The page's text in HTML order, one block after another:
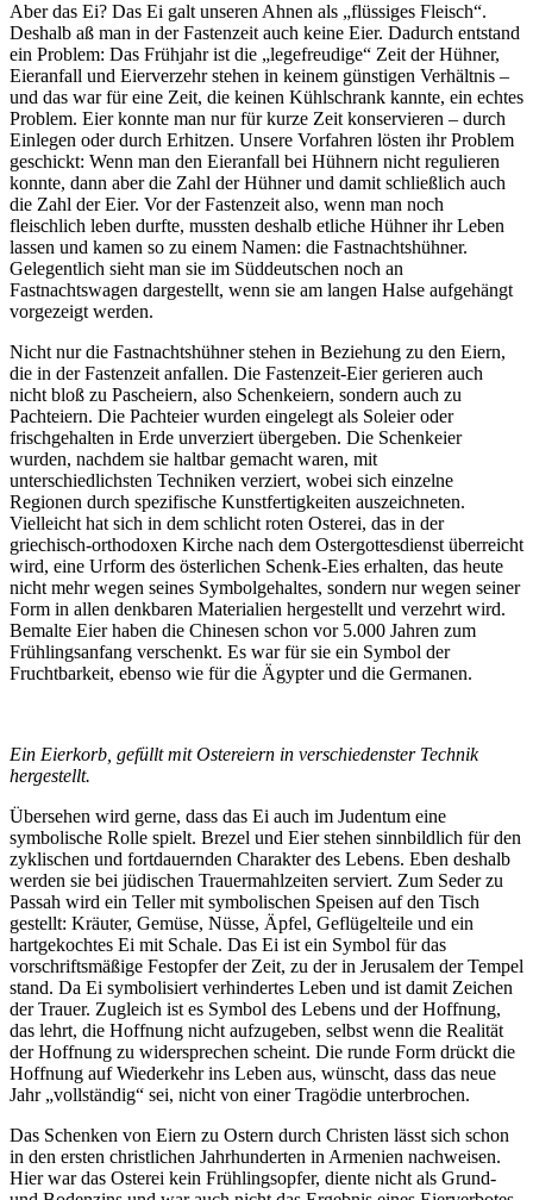
Aber das Ei? Das Ei galt unseren Ahnen als „flüssiges Fleisch“.
Deshalb aß man in der Fastenzeit auch keine Eier. Dadurch entstand
ein Problem: Das Frühjahr ist die „legefreudige“ Zeit der Hühner,
Eieranfall und Eierverzehr stehen in keinem günstigen Verhältnis –
und das war für eine Zeit, die keinen Kühlschrank kannte, ein echtes
Problem. Eier konnte man nur für kurze Zeit konservieren – durch
Einlegen oder durch Erhitzen. Unsere Vorfahren lösten ihr Problem
geschickt: Wenn man den Eieranfall bei Hühnern nicht regulieren
konnte, dann aber die Zahl der Hühner und damit schließlich auch
die Zahl der Eier. Vor der Fastenzeit also, wenn man noch
fleischlich leben durfte, mussten deshalb etliche Hühner ihr Leben
lassen und kamen so zu einem Namen: die Fastnachtshühner.
Gelegentlich sieht man sie im Süddeutschen noch an
Fastnachtswagen dargestellt, wenn sie am langen Halse aufgehängt
vorgezeigt werden.
Nicht nur die Fastnachtshühner stehen in Beziehung zu den Eiern,
die in der Fastenzeit anfallen. Die Fastenzeit-Eier gerieren auch
nicht bloß zu Pascheiern, also Schenkeiern, sondern auch zu
Pachteiern. Die Pachteier wurden eingelegt als Soleier oder
frischgehalten in Erde unverziert übergeben. Die Schenkeier
wurden, nachdem sie haltbar gemacht waren, mit
unterschiedlichsten Techniken verziert, wobei sich einzelne
Regionen durch spezifische Kunstfertigkeiten auszeichneten.
Vielleicht hat sich in dem schlicht roten Osterei, das in der
griechisch-orthodoxen Kirche nach dem Ostergottesdienst überreicht
wird, eine Urform des österlichen Schenk-Eies erhalten, das heute
nicht mehr wegen seines Symbolgehaltes, sondern nur wegen seiner
Form in allen denkbaren Materialien hergestellt und verzehrt wird.
Bemalte Eier haben die Chinesen schon vor 5.000 Jahren zum
Frühlingsanfang verschenkt. Es war für sie ein Symbol der
Fruchtbarkeit, ebenso wie für die Ägypter und die Germanen.
Ein Eierkorb, gefüllt mit Ostereiern in verschiedenster Technik
hergestellt.
Übersehen wird gerne, dass das Ei auch im Judentum eine
symbolische Rolle spielt. Brezel und Eier stehen sinnbildlich für den
zyklischen und fortdauernden Charakter des Lebens. Eben deshalb
werden sie bei jüdischen Trauermahlzeiten serviert. Zum Seder zu
Passah wird ein Teller mit symbolischen Speisen auf den Tisch
gestellt: Kräuter, Gemüse, Nüsse, Äpfel, Geflügelteile und ein
hartgekochtes Ei mit Schale. Das Ei ist ein Symbol für das
vorschriftsmäßige Festopfer der Zeit, zu der in Jerusalem der Tempel
stand. Da Ei symbolisiert verhindertes Leben und ist damit Zeichen
der Trauer. Zugleich ist es Symbol des Lebens und der Hoffnung,
das lehrt, die Hoffnung nicht aufzugeben, selbst wenn die Realität
der Hoffnung zu widersprechen scheint. Die runde Form drückt die
Hoffnung auf Wiederkehr ins Leben aus, wünscht, dass das neue
Jahr „vollständig“ sei, nicht von einer Tragödie unterbrochen.
Das Schenken von Eiern zu Ostern durch Christen lässt sich schon
in den ersten christlichen Jahrhunderten in Armenien nachweisen.
Hier war das Osterei kein Frühlingsopfer, diente nicht als Grund-